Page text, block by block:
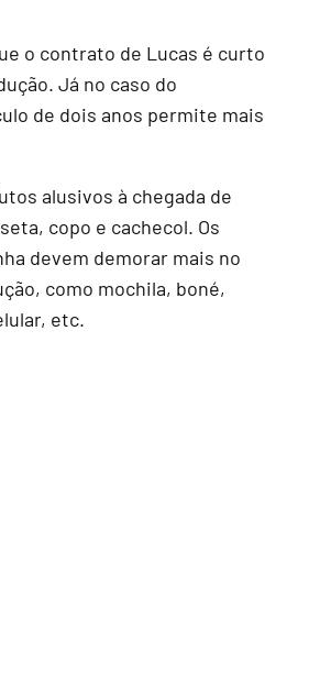
o contrato de Lucas é curto
Já no caso do
de dois anos permite mais
alusivos à chegada de
copo e cachecol. Os
devem demorar mais no
como mochila, boné,
etc.